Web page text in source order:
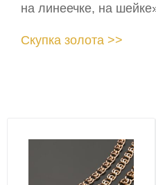
на линеечке, на
Скупка золота >>